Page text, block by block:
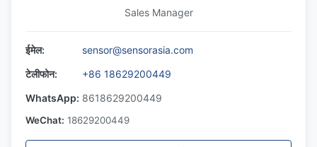
Sales Manager
ईमेल:
sensor@sensorasia.com
टेलीफोन:
+86 18629200449
WhatsApp: 8618629200449
WeChat: 18629200449